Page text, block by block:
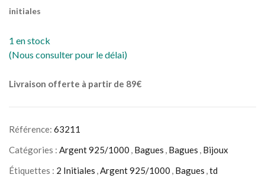
initiales
1 en stock
(Nous consulter pour le délai)
Livraison offerte à partir de 89€
Référence: 63211
Catégories : Argent 925/1000 , Bagues , Bagues , Bijoux
Étiquettes : 2 Initiales ,Argent 925/1000 , Bagues ,td